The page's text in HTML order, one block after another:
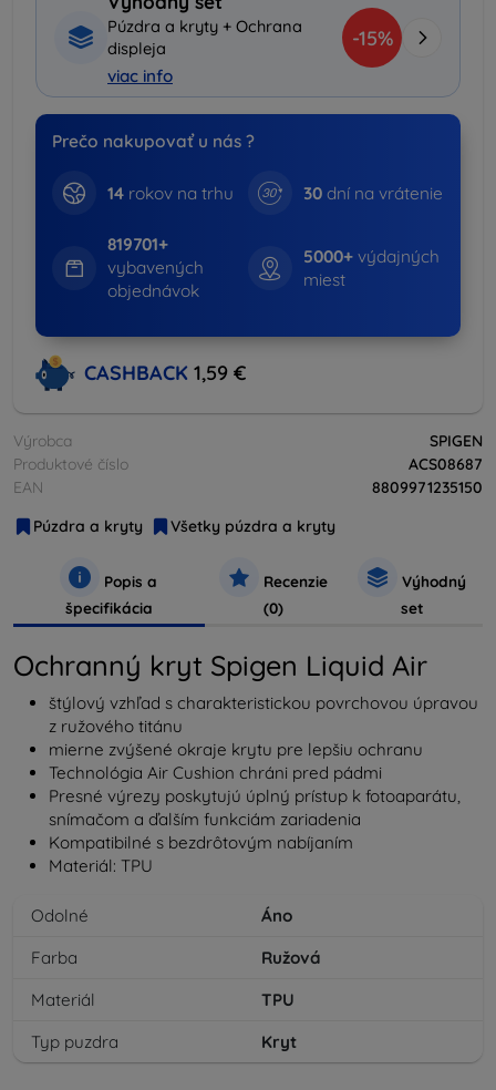
Púzdra a kryty + Ochrana
displeja
viac info
-15%
Prečo nakupovať u nás ?
14rokov na trhu 30 dní na vrátenie
819701+
vybavených
objednávok
5000+ výdajných
miest
CASHBACK 1,59 €
Výrobca
SPIGEN
Produktové číslo
ACS08687
EAN
8809971235150
Púzdra a kryty
Všetky púzdra a kryty
Popis a
špecifikácia
Recenzie
(0)
Výhodný
set
Ochranný kryt Spigen Liquid Air
štýlový vzhľad s charakteristickou povrchovou úpravou
z ružového titánu
mierne zvýšené okraje krytu pre lepšiu ochranu
Technológia Air Cushion chráni pred pádmi
Presné výrezy poskytujú úplný prístup k fotoaparátu,
snímačom a ďalším funkciám zariadenia
Kompatibilné s bezdrôtovým nabíjaním
Materiál: TPU
Odolné
Áno
Farba
Ružová
Materiál
TPU
Typ puzdra
Kryt